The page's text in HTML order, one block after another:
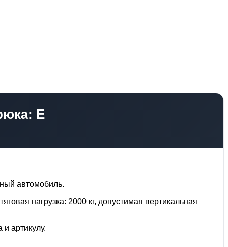
E
автомобиль.
нагрузка: 2000 кг, допустимая вертикальная
артикулу.